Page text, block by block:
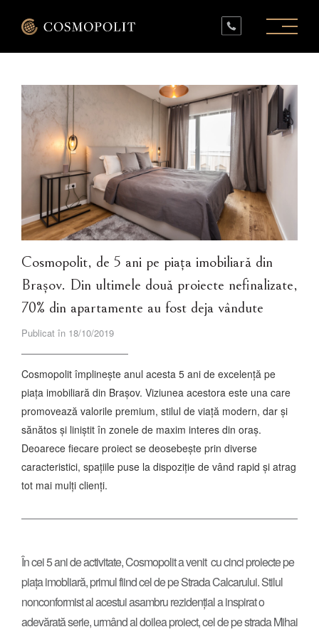
PROIECTE ÎN LUCRU
PROIECTE FINALIZATE
SPAȚII COMERCIALE
Cosmopolit, de 5 ani pe piața imobiliară din
Brașov. Din ultimele două proiecte nefinalizate,
70% din apartamente au fost deja vândute
Publicat în 18/10/2019
Cosmopolit împlinește anul acesta 5 ani de excelență pe
piața imobiliară din Brașov. Viziunea acestora este una care
promovează valorile premium, stilul de viață modern, dar și
sănătos și liniștit în zonele de maxim interes din oraș.
Deoarece fiecare proiect se deosebește prin diverse
caracteristici, spațiile puse la dispoziție de vând rapid și atrag
tot mai mulți clienți.
În cei 5 ani de activitate, Cosmopolit a venit cu cinci proiecte pe
piața imobliară, primul fiind cel de pe Strada Calcarului. Stilul
nonconformist al acestui asambru rezidențial a inspirat o
adevărată serie, urmând al doilea proiect, cel de pe strada Mihai